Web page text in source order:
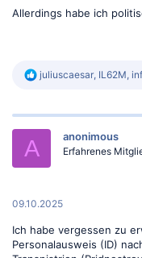
Allerdings habe ich
R
k
:
juliuscaesar, IL62M,
A anonimous
Erfahrenes
09.10.2025
Ich habe vergessen zu
Personalausweis (ID)